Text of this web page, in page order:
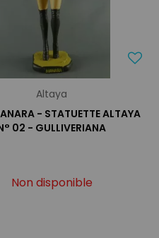
Altaya
- STATUETTE ALTAYA
02 - GULLIVERIANA
Non disponible